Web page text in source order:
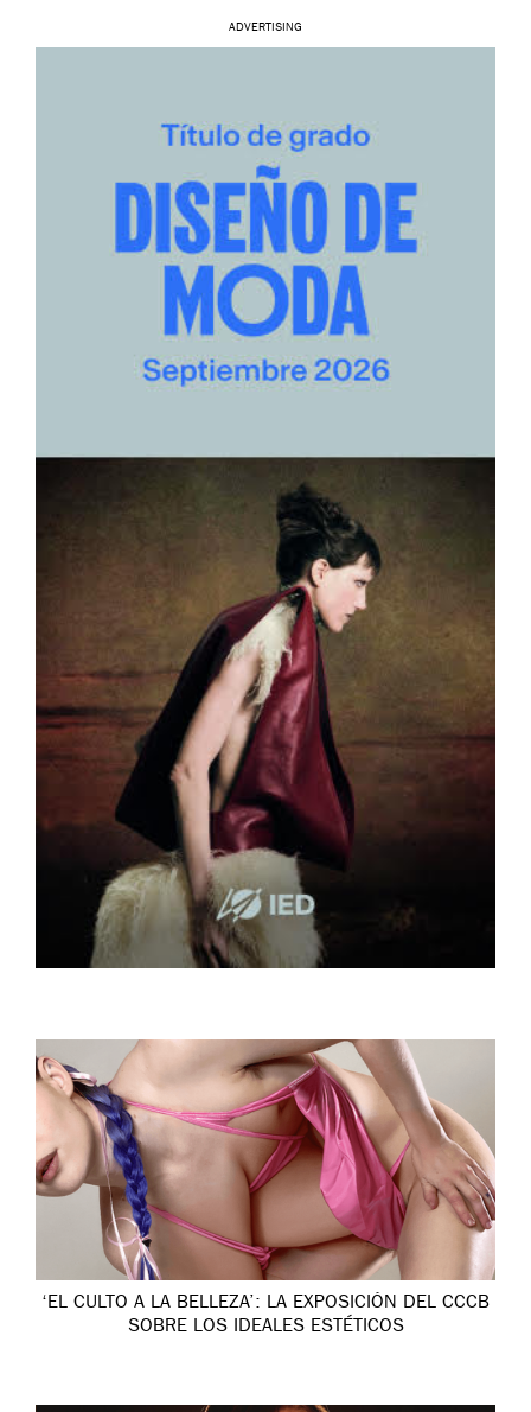
ADVERTISING
‘EL CULTO A LA BELLEZA’: LA EXPOSICIÓN DEL CCCB
SOBRE LOS IDEALES ESTÉTICOS